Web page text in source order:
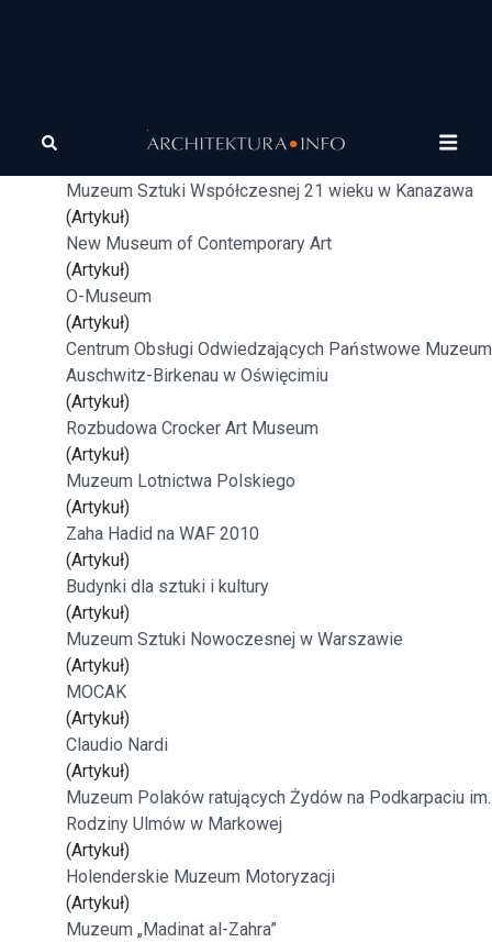
muzeum
Muzeum Porsche
Muzeum Sztuki Współczesnej 21 wieku w Kanazawa
(Artykuł)
New Museum of Contemporary Art
(Artykuł)
O-Museum
(Artykuł)
Centrum Obsługi Odwiedzających Państwowe Muzeum
Auschwitz-Birkenau w Oświęcimiu
(Artykuł)
Rozbudowa Crocker Art Museum
(Artykuł)
Muzeum Lotnictwa Polskiego
(Artykuł)
Zaha Hadid na WAF 2010
(Artykuł)
Budynki dla sztuki i kultury
(Artykuł)
Muzeum Sztuki Nowoczesnej w Warszawie
(Artykuł)
MOCAK
(Artykuł)
Claudio Nardi
(Artykuł)
Muzeum Polaków ratujących Żydów na Podkarpaciu im.
Rodziny Ulmów w Markowej
(Artykuł)
Holenderskie Muzeum Motoryzacji
(Artykuł)
Muzeum „Madinat al-Zahra”